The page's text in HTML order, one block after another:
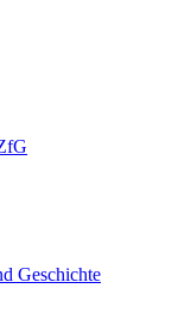
Geschichte